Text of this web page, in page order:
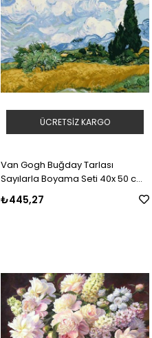
Van Gogh Buğday Tarlası
Sayılarla Boyama Seti 40x 50 cm
(Tuvale Gerili)
₺445,27
ÜCRETSIZ KARGO